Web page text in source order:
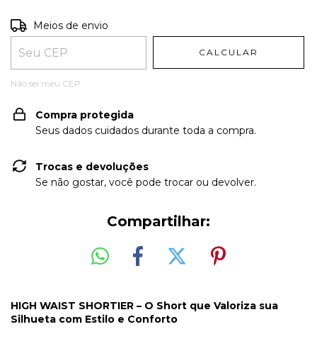
Entregas para o CEP:
Meios de envio
CALCULAR
Não sei meu CEP
Compra protegida
Seus dados cuidados durante toda a compra.
Trocas e devoluções
Se não gostar, você pode trocar ou devolver.
Compartilhar:
HIGH WAIST SHORTIER – O Short que Valoriza sua
Silhueta com Estilo e Conforto